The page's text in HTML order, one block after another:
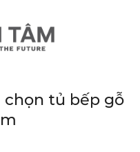
chọn tủ bếp gỗ